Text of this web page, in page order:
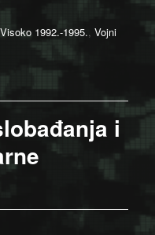
Visoko 1992.-1995.,Vojni
i